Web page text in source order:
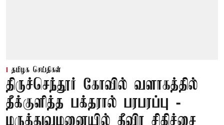
தமிழக செய்திகள்
திருச்செந்தூர் கோவில் வளாகத்தில்
தீக்குளித்த பக்தரால் பரபரப்பு -
மருத்துவமனையில் தீவிர சிகிச்சை